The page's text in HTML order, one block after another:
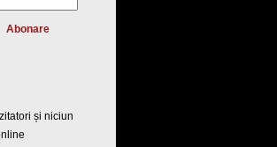
și niciun